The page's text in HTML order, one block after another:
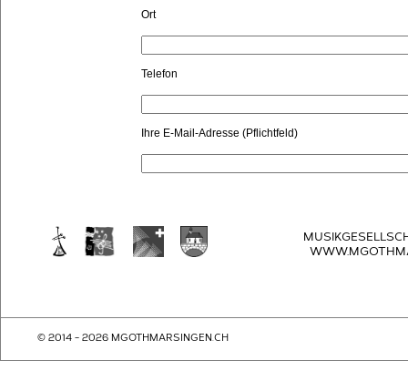
Ort
Telefon
Ihre E-Mail-Adresse (Pflichtfeld)
© 2014 - 2026 MGOTHMARSINGEN.CH